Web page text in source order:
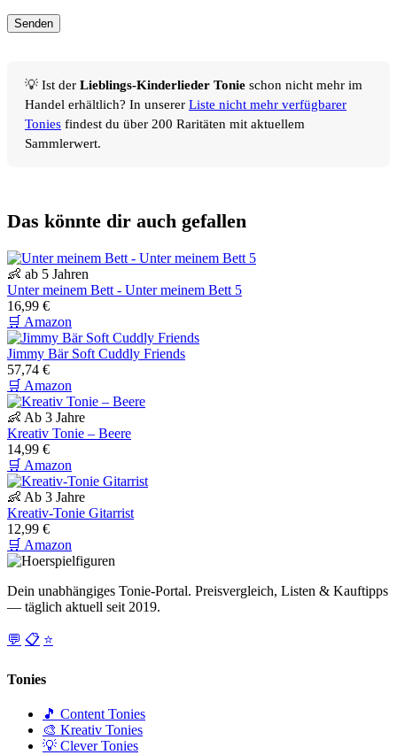
💡 Ist der Lieblings-Kinderlieder Tonie schon nicht mehr im
Handel erhältlich? In unserer Liste nicht mehr verfügbarer
Tonies findest du über 200 Raritäten mit aktuellem
Sammlerwert.
Das könnte dir auch gefallen
👶 ab 5 Jahren
Unter meinem Bett - Unter meinem Bett 5
16,99 €
🛒 Amazon
Jimmy Bär Soft Cuddly Friends
57,74 €
🛒 Amazon
👶 Ab 3 Jahre
Kreativ Tonie – Beere
14,99 €
🛒 Amazon
👶 Ab 3 Jahre
Kreativ-Tonie Gitarrist
12,99 €
🛒 Amazon
Dein unabhängiges Tonie-Portal. Preisvergleich, Listen & Kauftipps
— täglich aktuell seit 2019.
💬 📋 ⭐
Tonies
🎵 Content Tonies
🎨 Kreativ Tonies
💡 Clever Tonies